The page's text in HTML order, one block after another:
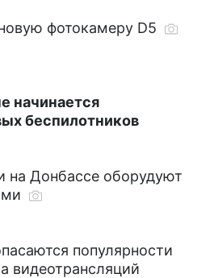
фотокамеру D5
начинается
беспилотников
на Донбассе оборудуют
популярности
видеотрансляций